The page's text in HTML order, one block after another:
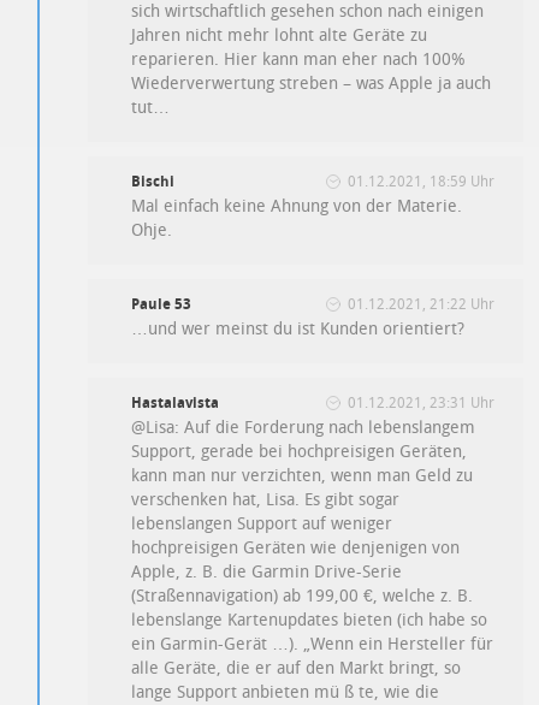
sich wirtschaftlich gesehen schon nach einigen
Jahren nicht mehr lohnt alte Geräte zu
reparieren. Hier kann man eher nach 100%
Wiederverwertung streben – was Apple ja auch
tut…
Bischi 01.12.2021, 18:59 Uhr
Mal einfach keine Ahnung von der Materie.
Ohje.
Paule 53 01.12.2021, 21:22 Uhr
…und wer meinst du ist Kunden orientiert?
Hastalavista 01.12.2021, 23:31 Uhr
@Lisa: Auf die Forderung nach lebenslangem
Support, gerade bei hochpreisigen Geräten,
kann man nur verzichten, wenn man Geld zu
verschenken hat, Lisa. Es gibt sogar
lebenslangen Support auf weniger
hochpreisigen Geräten wie denjenigen von
Apple, z. B. die Garmin Drive-Serie
(Straßennavigation) ab 199,00 €, welche z. B.
lebenslange Kartenupdates bieten (ich habe so
ein Garmin-Gerät …). „Wenn ein Hersteller für
alle Geräte, die er auf den Markt bringt, so
lange Support anbieten mü ß te, wie die